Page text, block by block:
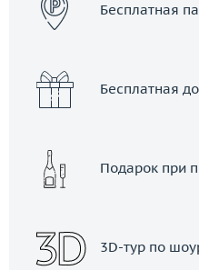
Бесплатная
Бесплатная
Подарок при
3D-тур по